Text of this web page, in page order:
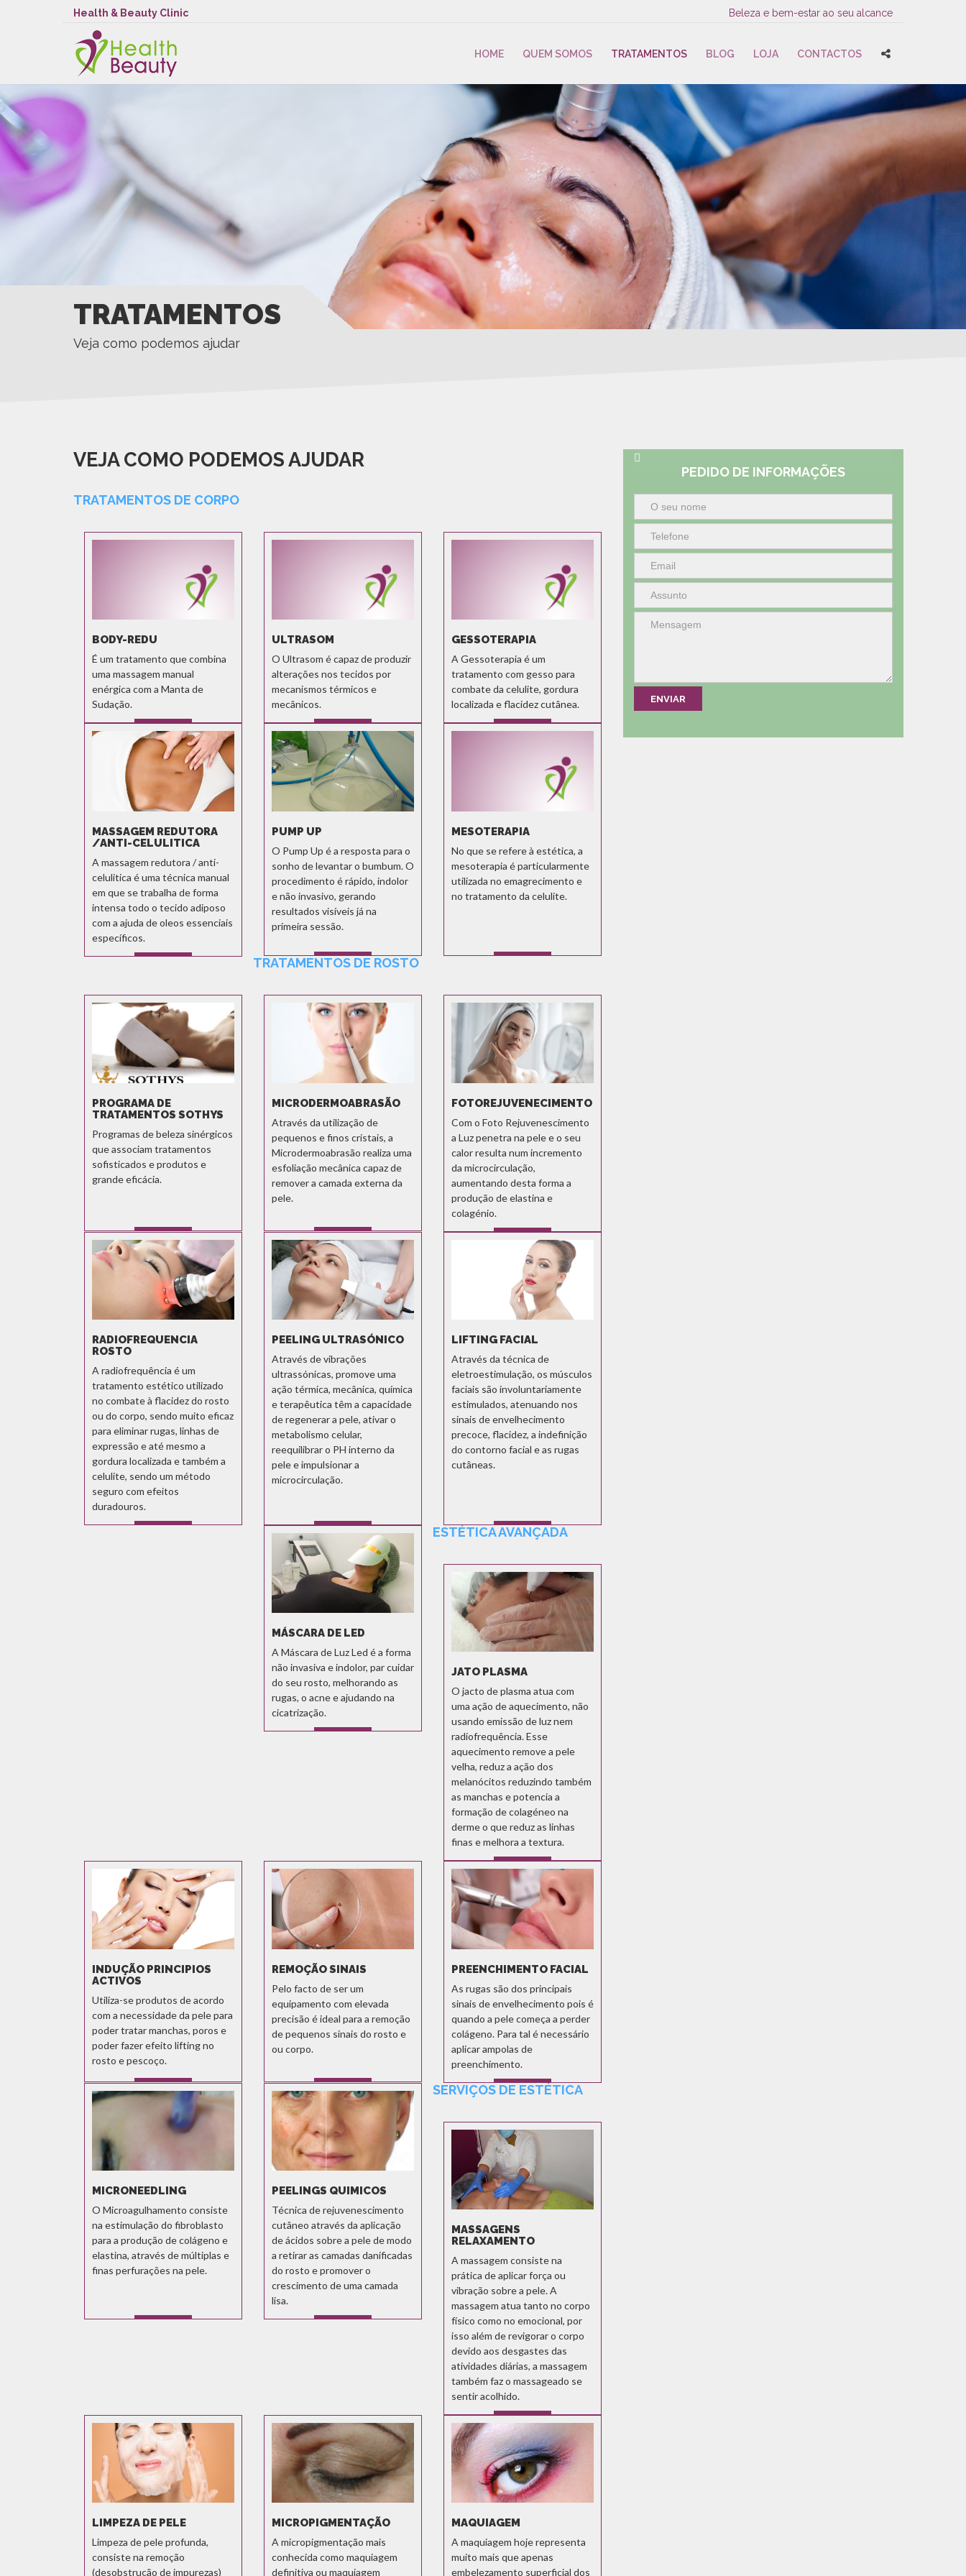
Health & Beauty Clinic Beleza e bem-estar ao seu alcance
HOME QUEM SOMOS TRATAMENTOS BLOG LOJA CONTACTOS
TRATAMENTOS
Veja como podemos ajudar
VEJA COMO PODEMOS AJUDAR
TRATAMENTOS DE CORPO
BODY-REDU
É um tratamento que combina
uma massagem manual
enérgica com a Manta de
Sudação.
SABER MAIS
ULTRASOM
O Ultrasom é capaz de produzir
alterações nos tecidos por
mecanismos térmicos e
mecânicos.
SABER MAIS
GESSOTERAPIA
A Gessoterapia é um
tratamento com gesso para
combate da celulite, gordura
localizada e flacidez cutânea.
SABER MAIS
MASSAGEM REDUTORA
/ANTI-CELULITICA
A massagem redutora / anti-
celulitica é uma técnica manual
em que se trabalha de forma
intensa todo o tecido adiposo
com a ajuda de oleos essenciais
específicos.
PUMP UP
O Pump Up é a resposta para o
sonho de levantar o bumbum. O
procedimento é rápido, indolor
e não invasivo, gerando
resultados visíveis já na
primeira sessão.
SABER MAIS
MESOTERAPIA
No que se refere à estética, a
mesoterapia é particularmente
utilizada no emagrecimento e
no tratamento da celulite.
TRATAMENTOS DE ROSTO
PROGRAMA DE
TRATAMENTOS SOTHYS
Programas de beleza sinérgicos
que associam tratamentos
sofisticados e produtos e
grande eficácia.
SABER MAIS
MICRODERMOABRASÃO
Através da utilização de
pequenos e finos cristais, a
Microdermoabrasão realiza uma
esfoliação mecânica capaz de
remover a camada externa da
pele.
SABER MAIS
FOTOREJUVENECIMENTO
Com o Foto Rejuvenescimento
a Luz penetra na pele e o seu
calor resulta num incremento
da microcirculação,
aumentando desta forma a
produção de elastina e
colagénio.
SABER MAIS
RADIOFREQUENCIA
ROSTO
A radiofrequência é um
tratamento estético utilizado
no combate à flacidez do rosto
ou do corpo, sendo muito eficaz
para eliminar rugas, linhas de
expressão e até mesmo a
gordura localizada e também a
celulite, sendo um método
seguro com efeitos
duradouros.
PEELING ULTRASÓNICO
Através de vibrações
ultrassónicas, promove uma
ação térmica, mecânica, química
e terapêutica têm a capacidade
de regenerar a pele, ativar o
metabolismo celular,
reequilibrar o PH interno da
pele e impulsionar a
microcirculação.
SABER MAIS
LIFTING FACIAL
Através da técnica de
eletroestimulação, os músculos
faciais são involuntariamente
estimulados, atenuando nos
sinais de envelhecimento
precoce, flacidez, a indefinição
do contorno facial e as rugas
cutâneas.
SABER MAIS
MÁSCARA DE LED
A Máscara de Luz Led é a forma
não invasiva e indolor, par cuidar
do seu rosto, melhorando as
rugas, o acne e ajudando na
cicatrização.
ESTÉTICA AVANÇADA
JATO PLASMA
O jacto de plasma atua com
uma ação de aquecimento, não
usando emissão de luz nem
radiofrequência. Esse
aquecimento remove a pele
velha, reduz a ação dos
melanócitos reduzindo também
as manchas e potencia a
formação de colagéneo na
derme o que reduz as linhas
finas e melhora a textura.
SABER MAIS
INDUÇÃO PRINCIPIOS
ACTIVOS
Utiliza-se produtos de acordo
com a necessidade da pele para
poder tratar manchas, poros e
poder fazer efeito lifting no
rosto e pescoço.
SABER MAIS
REMOÇÃO SINAIS
Pelo facto de ser um
equipamento com elevada
precisão é ideal para a remoção
de pequenos sinais do rosto e
ou corpo.
SABER MAIS
PREENCHIMENTO FACIAL
As rugas são dos principais
sinais de envelhecimento pois é
quando a pele começa a perder
colágeno. Para tal é necessário
aplicar ampolas de
preenchimento.
SABER MAIS
MICRONEEDLING
O Microagulhamento consiste
na estimulação do fibroblasto
para a produção de colágeno e
elastina, através de múltiplas e
finas perfurações na pele.
PEELINGS QUIMICOS
Técnica de rejuvenescimento
cutâneo através da aplicação
de ácidos sobre a pele de modo
a retirar as camadas danificadas
do rosto e promover o
crescimento de uma camada
lisa.
SERVIÇOS DE ESTÉTICA
MASSAGENS
RELAXAMENTO
A massagem consiste na
prática de aplicar força ou
vibração sobre a pele. A
massagem atua tanto no corpo
físico como no emocional, por
isso além de revigorar o corpo
devido aos desgastes das
atividades diárias, a massagem
também faz o massageado se
sentir acolhido.
SABER MAIS
LIMPEZA DE PELE
Limpeza de pele profunda,
consiste na remoção
(desobstrução de impurezas)
MICROPIGMENTAÇÃO
A micropigmentação mais
conhecida como maquiagem
definitiva ou maquiagem
MAQUIAGEM
A maquiagem hoje representa
muito mais que apenas
embelezamento superficial dos
PEDIDO DE INFORMAÇÕES